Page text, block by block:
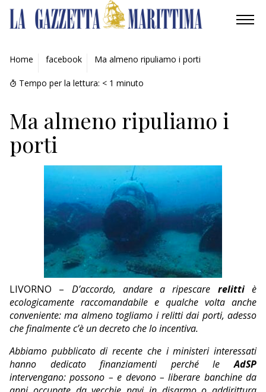
AMBIENTE
MOBILITÀ
INDUSTRIA
RICERCA
ECONOMIA
TURISMO
CULTURA
NAUTICA
EDITORIALI
Home facebook Ma almeno ripuliamo i porti
Tempo per la lettura: < 1 minuto
Ma almeno ripuliamo i
porti
LIVORNO – D’accordo, andare a ripescare relittiè
ecologicamente raccomandabile e qualche volta anche
conveniente: ma almeno togliamo i relitti dai porti, adesso
che finalmente c’è un decreto che lo incentiva.
Abbiamo pubblicato di recente che i ministeri interessati
hanno dedicato finanziamenti perché leAdSP
intervengano: possono – e devono – liberare banchine da